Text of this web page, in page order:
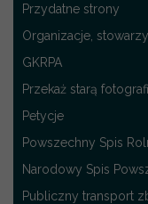
Przydatne strony
Organizacje,
GKRPA
Przekaż starą
Petycje
Powszechny Spis
Narodowy Spis
Publiczny transport